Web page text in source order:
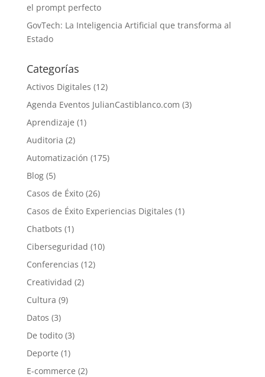
el prompt perfecto
GovTech: La Inteligencia Artificial que transforma al
Estado
Categorías
Activos Digitales (12)
Agenda Eventos JulianCastiblanco.com (3)
Aprendizaje (1)
Auditoria (2)
Automatización (175)
Blog(5)
Casos de Éxito(26)
Casos de Éxito Experiencias Digitales (1)
Chatbots (1)
Ciberseguridad (10)
Conferencias (12)
Creatividad (2)
Cultura (9)
Datos (3)
De todito(3)
Deporte (1)
E-commerce (2)